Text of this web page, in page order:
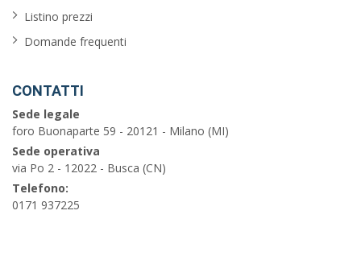
Listino prezzi
Domande frequenti
CONTATTI
Sede legale
foro Buonaparte 59 - 20121 - Milano (MI)
Sede operativa
via Po 2 - 12022 - Busca (CN)
Telefono:
0171 937225